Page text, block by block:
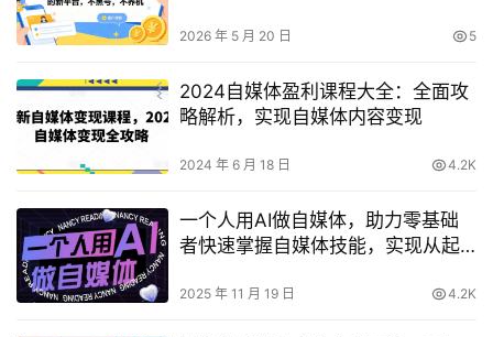
2026 年 5 月 20 日 5
2024自媒体盈利课程大全：全面攻
略解析，实现自媒体内容变现
2024 年 6 月 18 日 4.2K
一个人用AI做自媒体，助力零基础
者快速掌握自媒体技能，实现从起
2025 年 11 月 19 日 4.2K